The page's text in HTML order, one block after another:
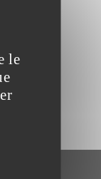
par
le